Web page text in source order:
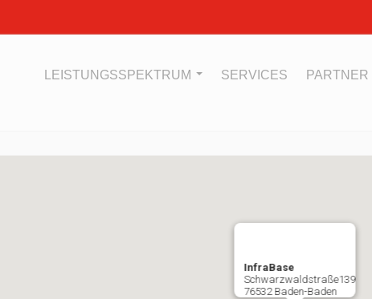
LEISTUNGSSPEKTRUM SERVICES PARTNER
InfraBase
Schwarzwaldstraße139
76532 Baden-Baden